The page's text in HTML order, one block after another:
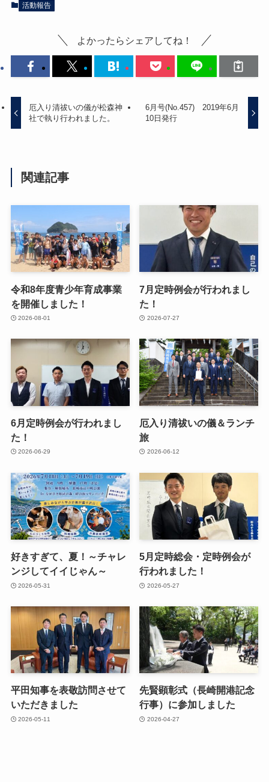
活動報告
よかったらシェアしてね！
厄入り清祓いの儀が松森神
社で執り行われました。
6月号(No.457) 2019年6月
10日発行
関連記事
令和8年度青少年育成事業
を開催しました！
2026-08-01
7月定時例会が行われまし
た！
2026-07-27
6月定時例会が行われまし
た！
2026-06-29
厄入り清祓いの儀＆ランチ
旅
2026-06-12
好きすぎて、夏！～チャレ
ンジしてイイじゃん～
2026-05-31
5月定時総会・定時例会が
行われました！
2026-05-27
平田知事を表敬訪問させて
いただきました
2026-05-11
先賢顕彰式（長崎開港記念
行事）に参加しました
2026-04-27